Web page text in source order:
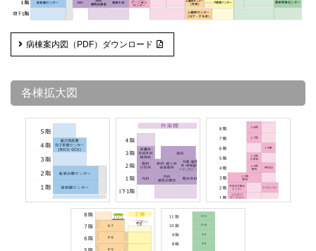
病棟案内図（PDF）ダウンロード
各棟拡大図